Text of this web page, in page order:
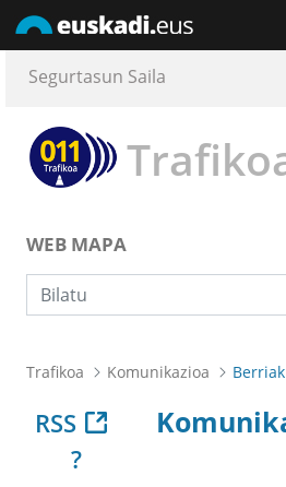
Segurtasun Saila
WEB MAPA
Bilaketa
Trafikoa Komunikazioa Berriak
RSS
?